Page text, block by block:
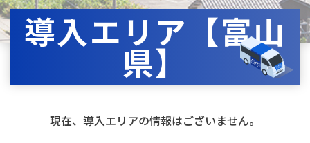
導入エリア【富山
県】
現在、導入エリアの情報はございません。